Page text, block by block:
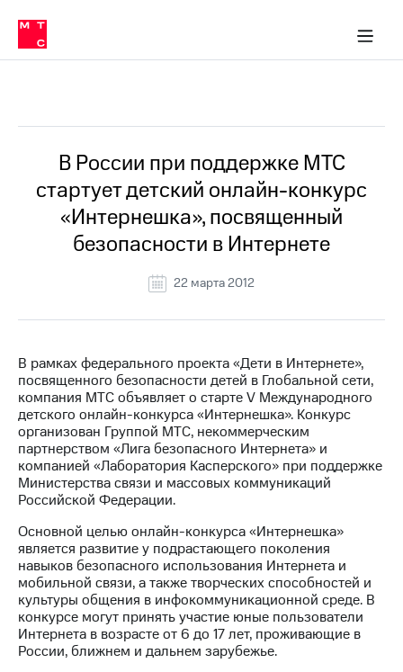
Медиа-центр
и акционерам
Устойчивое развитие
Комплаенс и деловая этика
компании
Карьера
История
компании
Руководство
региона
информация
Медиа-центр
Пресс-
релизы
МТС
о технологиях
Достижения
Финансовая
отчетность
Контакты
Пригласить
спикера
в МТС
Пресс-
релизы
МТС
о технологиях
В России при поддержке МТС
стартует детский онлайн-конкурс
«Интернешка», посвященный
безопасности в Интернете
22 марта 2012
В рамках федерального проекта «Дети в Интернете»,
посвященного безопасности детей в Глобальной сети,
компания МТС объявляет о старте V Международного
детского онлайн-конкурса «Интернешка». Конкурс
организован Группой МТС, некоммерческим
партнерством «Лига безопасного Интернета» и
компанией «Лаборатория Касперского» при поддержке
Министерства связи и массовых коммуникаций
Российской Федерации.
Основной целью онлайн-конкурса «Интернешка»
является развитие у подрастающего поколения
навыков безопасного использования Интернета и
мобильной связи, а также творческих способностей и
культуры общения в инфокоммуникационной среде. В
конкурсе могут принять участие юные пользователи
Интернета в возрасте от 6 до 17 лет, проживающие в
России, ближнем и дальнем зарубежье.